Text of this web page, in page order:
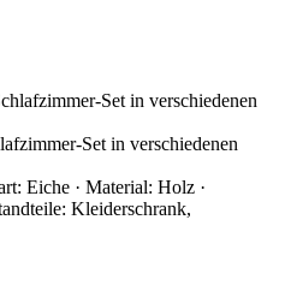
Set in verschiedenen
Eiche · Material: Holz ·
Kleiderschrank,